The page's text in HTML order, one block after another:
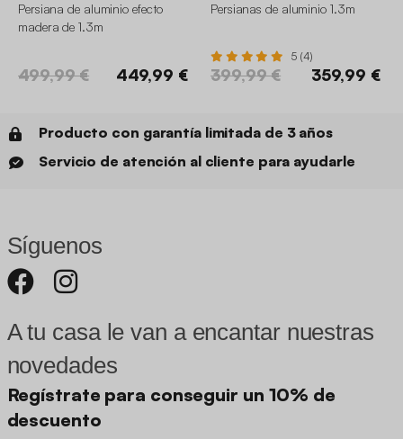
Persiana de aluminio efecto
madera de 1.3m
499,99 € 449,99 €
Persianas de aluminio 1.3m
5 (4)
399,99 € 359,99 €
Producto con garantía limitada de 3 años
Servicio de atención al cliente para ayudarle
Síguenos
A tu casa le van a encantar nuestras
novedades
Regístrate para conseguir un 10% de
descuento